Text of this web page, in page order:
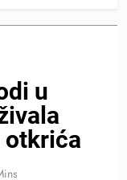
u
otkrića